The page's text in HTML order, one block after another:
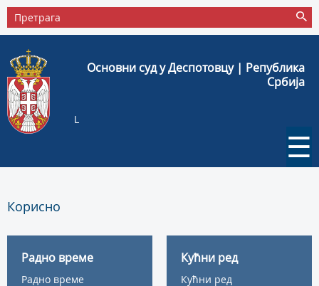
Основни суд у Деспотовцу | Република
Србија
L
☰
Корисно
Радно време
Радно време
Кућни ред
Кућни ред